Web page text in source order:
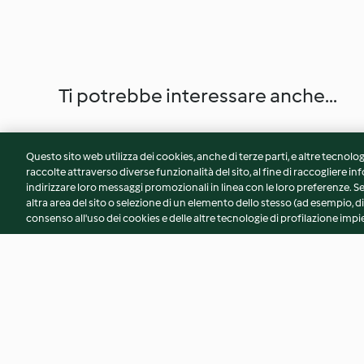
Ti potrebbe interessare anche...
Questo sito web utilizza dei cookies, anche di terze parti, e altre
raccolte attraverso diverse funzionalità del sito, al fine di raccogliere
indirizzare loro messaggi promozionali in linea con le loro preferenze.
altra area del sito o selezione di un elemento dello stesso (ad esempio,
consenso all'uso dei cookies e delle altre tecnologie di profilazione